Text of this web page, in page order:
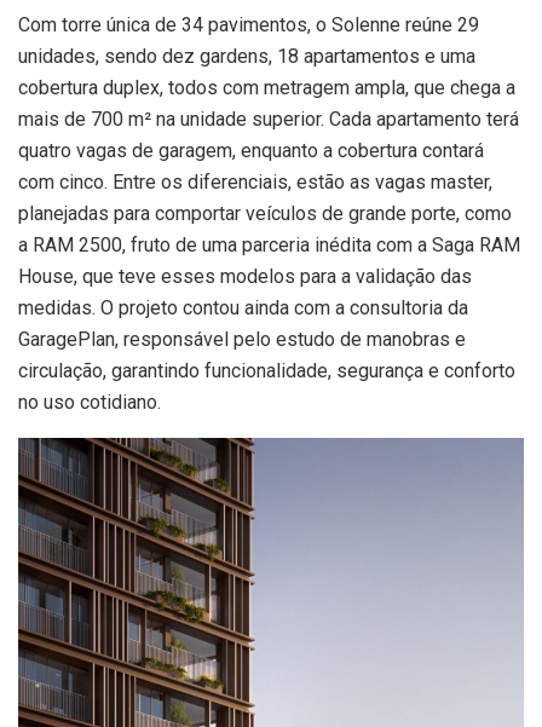
Com torre única de 34 pavimentos, o Solenne reúne 29
unidades, sendo dez gardens, 18 apartamentos e uma
cobertura duplex, todos com metragem ampla, que chega a
mais de 700 m² na unidade superior. Cada apartamento terá
quatro vagas de garagem, enquanto a cobertura contará
com cinco. Entre os diferenciais, estão as vagas master,
planejadas para comportar veículos de grande porte, como
a RAM 2500, fruto de uma parceria inédita com a Saga RAM
House, que teve esses modelos para a validação das
medidas. O projeto contou ainda com a consultoria da
GaragePlan, responsável pelo estudo de manobras e
circulação, garantindo funcionalidade, segurança e conforto
no uso cotidiano.